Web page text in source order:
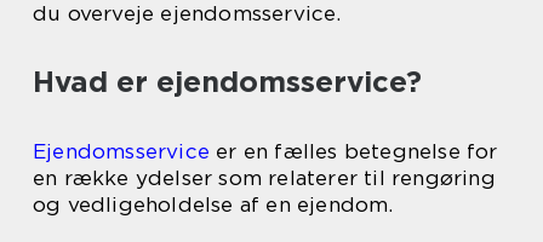
du overveje ejendomsservice.
Hvad er ejendomsservice?
Ejendomsservice er en fælles betegnelse for
en række ydelser som relaterer til rengøring
og vedligeholdelse af en ejendom.